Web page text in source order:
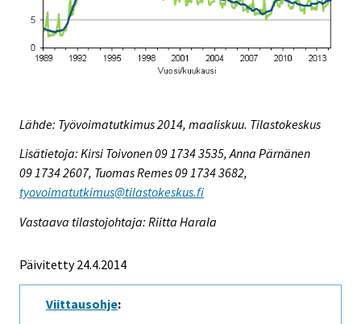
Lähde: Työvoimatutkimus 2014, maaliskuu. Tilastokeskus
Lisätietoja: Kirsi Toivonen 09 1734 3535, Anna Pärnänen
09 1734 2607, Tuomas Remes 09 1734 3682,
tyovoimatutkimus@tilastokeskus.fi
Vastaava tilastojohtaja: Riitta Harala
Päivitetty 24.4.2014
Viittausohje: